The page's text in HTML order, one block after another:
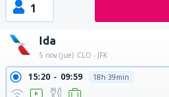
1
Ida
5 nov (jue) CLO - JFK
15:20 09:59 18h 39min